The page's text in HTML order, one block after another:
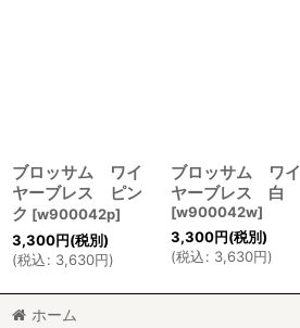
ブロッサム ワイ
ヤーブレス ピン
ク [w900042p]
3,300円(税別)
(税込: 3,630円)
ブロッサム ワイ
ヤーブレス 白
[w900042w]
3,300円(税別)
(税込: 3,630円)
ホーム